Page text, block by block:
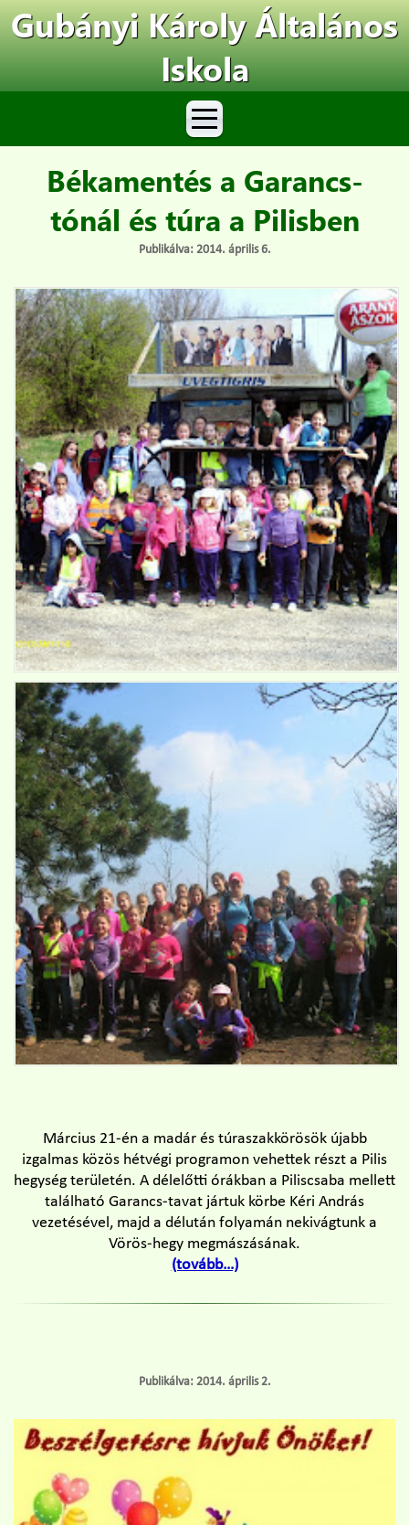
Gubányi Károly Általános
Iskola
Békamentés a Garancs-
tónál és túra a Pilisben
Publikálva: 2014. április 6.
Március 21-én a madár és túraszakkörösök újabb
izgalmas közös hétvégi programon vehettek részt a Pilis
hegység területén. A délelőtti órákban a Piliscsaba mellett
található Garancs-tavat jártuk körbe Kéri András
vezetésével, majd a délután folyamán nekivágtunk a
Vörös-hegy megmászásának.
(tovább…)
Publikálva: 2014. április 2.